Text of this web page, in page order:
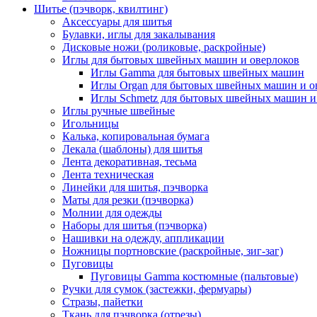
Шитье (пэчворк, квилтинг)
Аксессуары для шитья
Булавки, иглы для закалывания
Дисковые ножи (роликовые, раскройные)
Иглы для бытовых швейных машин и оверлоков
Иглы Gamma для бытовых швейных машин
Иглы Organ для бытовых швейных машин и
Иглы Schmetz для бытовых швейных машин и
Иглы ручные швейные
Игольницы
Калька, копировальная бумага
Лекала (шаблоны) для шитья
Лента декоративная, тесьма
Лента техническая
Линейки для шитья, пэчворка
Маты для резки (пэчворка)
Молнии для одежды
Наборы для шитья (пэчворка)
Нашивки на одежду, аппликации
Ножницы портновские (раскройные, зиг-заг)
Пуговицы
Пуговицы Gamma костюмные (пальтовые)
Ручки для сумок (застежки, фермуары)
Стразы, пайетки
Ткань для пэчворка (отрезы)